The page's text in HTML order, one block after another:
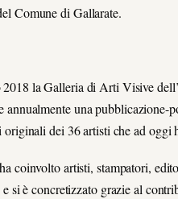
Comune di Gallarate.
la Galleria di Arti Visive
annualmente una
dei 36 artisti che ad oggi
coinvolto artisti, stampatori,
si è concretizzato grazie al